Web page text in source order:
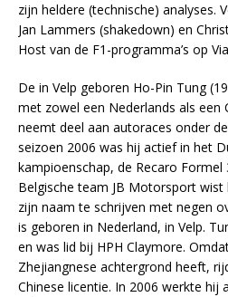
zijn heldere (technische) analyses.
Jan Lammers (shakedown) en
Host van de F1-programma’s op
De in Velp geboren Ho-Pin Tung
met zowel een Nederlands als een
neemt deel aan autoraces onder
seizoen 2006 was hij actief in het
kampioenschap, de Recaro
Belgische team JB Motorsport
zijn naam te schrijven met negen
is geboren in Nederland, in Velp.
en was lid bij HPH Claymore.
Zhejiangnese achtergrond heeft,
Chinese licentie. In 2006 werkte hij